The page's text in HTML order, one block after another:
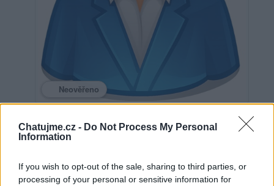
Chatujme.cz - Do Not Process My Personal
Information
If you wish to opt-out of the sale, sharing to third parties, or
processing of your personal or sensitive information for
Neověřeno
0 uživatelům se líbí